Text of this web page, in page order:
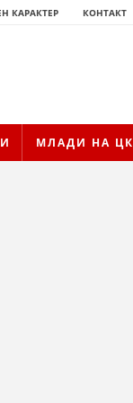
КАРАКТЕР КОНТАКТ
МЛАДИ НА ЦК